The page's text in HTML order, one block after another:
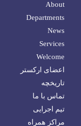
About
Departments
News
Services
Welcome
اعضای ارکستر
تاریخچه
تماس با ما
تیم اجرایی
مراکز همراه